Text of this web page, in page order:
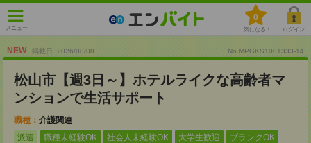
メニュー
0
気になる！ ログイン
NEW 掲載日 :2026/08/08 No.MPGKS1001333-14
松山市【週3日～】ホテルライクな高齢者マ
ンションで生活サポート
職種： 介護関連
派遣
職種未経験OK 社会人未経験OK 大学生歓迎 ブランクOK